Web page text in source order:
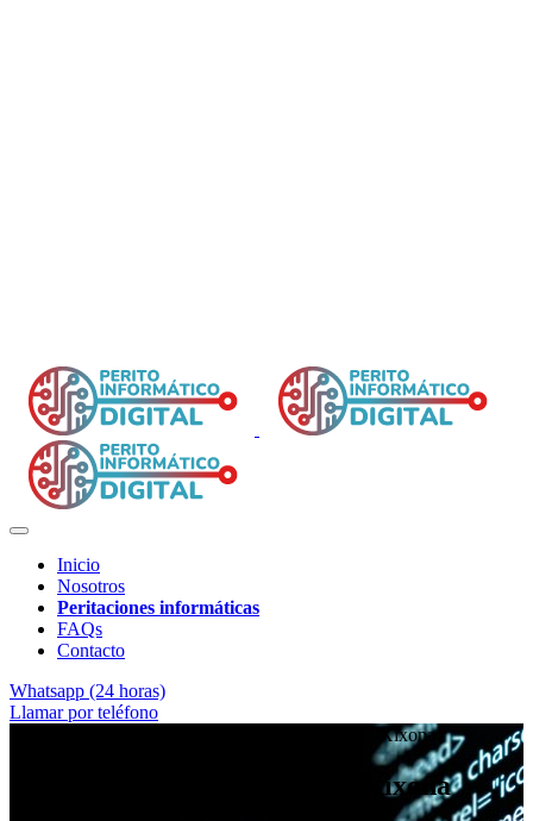
Inicio
Nosotros
Peritaciones informáticas
FAQs
Contacto
Whatsapp (24 horas)
Llamar por teléfono
Jijona/Xixona
Perito informático en Jijona/Xixona